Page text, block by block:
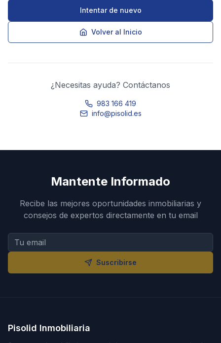
Intentar de nuevo
Volver al Inicio
¿Necesitas ayuda? Contáctanos
983 166 419
info@pisolid.es
Mantente Informado
Recibe las mejores oportunidades inmobiliarias y
consejos de expertos directamente en tu email
Suscribirse
Pisolid Inmobiliaria